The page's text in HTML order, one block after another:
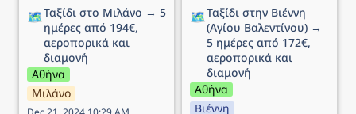
🗺️Ταξίδι στο Μιλάνο → 5
ημέρες από 194€,
αεροπορικά και
διαμονή
Αθήνα
Μιλάνο
🗺️Ταξίδι στην Βιέννη
(Αγίου Βαλεντίνου) →
5 ημέρες από 172€,
αεροπορικά και
διαμονή
Αθήνα
Βιέννη